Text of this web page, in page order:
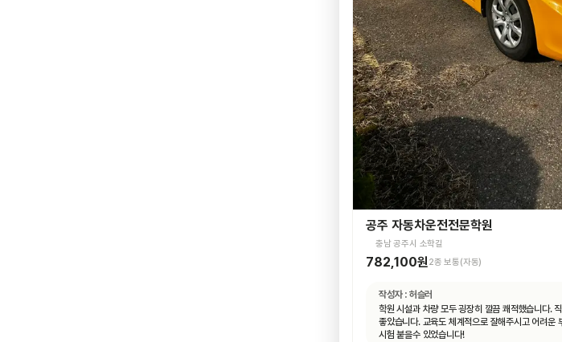
공주 자동차운전전문학원
충남 공주시 소학길
782,100원2종 보통(자동)
작성자 : 허슬러
학원 시설과 차량 모두 굉장히 깔끔 쾌적했습니다.
좋았습니다. 교육도 체계적으로 잘해주시고 어려운
시험 붙을수 있었습니다!